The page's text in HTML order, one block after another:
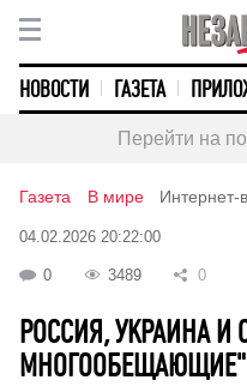
НОВОСТИ ГАЗЕТА
Перейти на
Газета В мире Интернет-
04.02.2026 20:22:00
0 3489 0
РОССИЯ, УКРАИНА И
МНОГООБЕЩАЮЩИЕ"